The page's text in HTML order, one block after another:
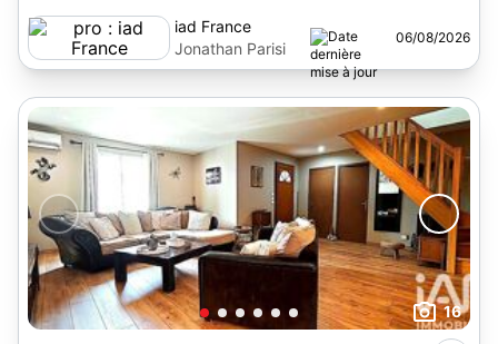
iad France
Jonathan Parisi
06/08/2026
16